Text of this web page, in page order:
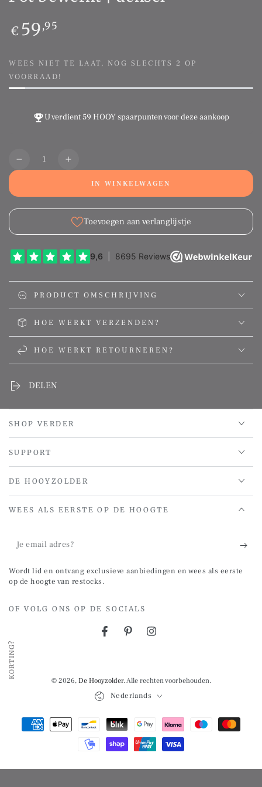
Normale
prijs
€ 59,95
WEES NIET TE LAAT, NOG SLECHTS 2 OP
VOORRAAD!
U verdient59 HOOY spaarpuntenvoor deze aankoop
Aantal
Translation
nl.products.product.quantity.decrease
Translation
nl.products.product.quantity.increase
IN WINKELWAGEN
Toevoegen aan verlanglijstje
PRODUCT OMSCHRIJVING
HOE WERKT VERZENDEN?
HOE WERKT RETOURNEREN?
DELEN
SHOP VERDER
SUPPORT
DE HOOYZOLDER
WEES ALS EERSTE OP DE HOOGTE
adres?
Wordt lid en ontvang exclusieve aanbiedingen en wees als eerste
op de hoogte van restocks.
OF VOLG ONS OP DE SOCIALS
FacebookPinterestInstagram
© 2026, De Hooyzolder. Alle rechten voorbehouden.
Nederlands
Betalingsmethoden
KORTING?